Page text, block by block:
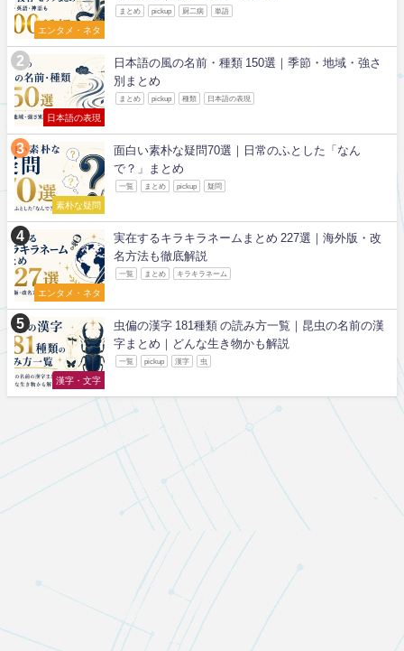
エンタメ・ネタ
まとめ pickup 厨二病 単語
日本語の表現
日本語の風の名前・種類 150選｜季節・地域・強さ
別まとめ
まとめ pickup 種類 日本語の表現
素朴な疑問
面白い素朴な疑問70選｜日常のふとした「なん
で？」まとめ
一覧 まとめ pickup 疑問
エンタメ・ネタ
実在するキラキラネームまとめ 227選｜海外版・改
名方法も徹底解説
一覧 まとめ キラキラネーム
漢字・文字
虫偏の漢字 181種類 の読み方一覧｜昆虫の名前の漢
字まとめ｜どんな生き物かも解説
一覧 pickup 漢字 虫